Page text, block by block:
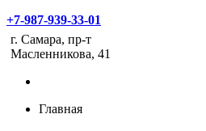
+7-987-939-33-01
г. Самара, пр-т
Масленникова, 41
Главная